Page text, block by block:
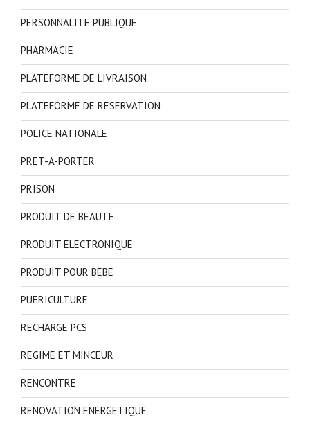
PERSONNALITE PUBLIQUE
PHARMACIE
PLATEFORME DE LIVRAISON
PLATEFORME DE RESERVATION
POLICE NATIONALE
PRET-A-PORTER
PRISON
PRODUIT DE BEAUTE
PRODUIT ELECTRONIQUE
PRODUIT POUR BEBE
PUERICULTURE
RECHARGE PCS
REGIME ET MINCEUR
RENCONTRE
RENOVATION ENERGETIQUE